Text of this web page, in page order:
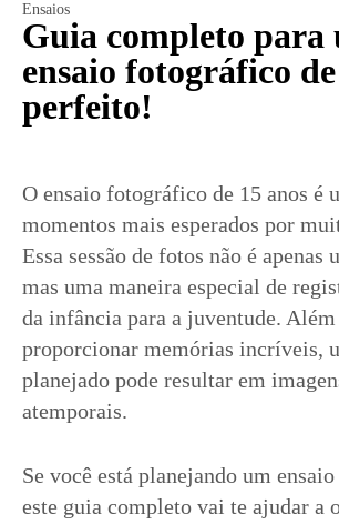
Ensaios
Guia completo para
ensaio fotográfico
perfeito!
O ensaio fotográfico de 15 anos é
momentos mais esperados por
Essa sessão de fotos não é apenas
mas uma maneira especial de
da infância para a juventude. Além
proporcionar memórias incríveis,
planejado pode resultar em
atemporais.
Se você está planejando um
este guia completo vai te ajudar a